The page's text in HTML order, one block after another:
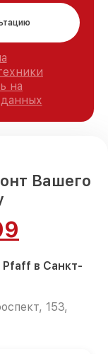
на
Вашего
в Санкт-
153,